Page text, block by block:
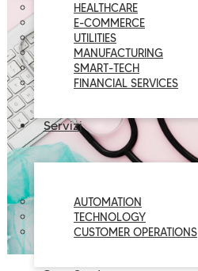
HEALTHCARE
E-COMMERCE
UTILITIES
MANUFACTURING
SMART-TECH
FINANCIAL SERVICES
Servizi
AUTOMATION
TECHNOLOGY
CUSTOMER OPERATIONS